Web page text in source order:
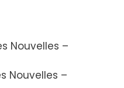
Nouvelles –
Nouvelles –